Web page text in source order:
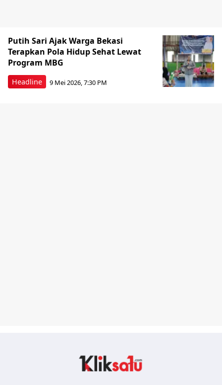
Headline
Putih Sari Ajak Warga Bekasi
Terapkan Pola Hidup Sehat Lewat
Program MBG
9 Mei 2026, 7:30 PM